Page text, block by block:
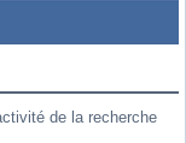
de la recherche